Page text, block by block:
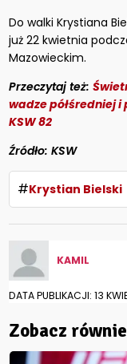
Do walki Krystiana
już 22 kwietnia
Mazowieckim.
Przeczytaj też:
wadze półśredniej
KSW 82
Źródło: KSW
#Krystian Bielski
KAMIL
DATA PUBLIKACJI: 13
Zobacz